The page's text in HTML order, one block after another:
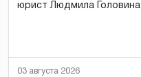
юрист Людмила Головина
03 августа 2026